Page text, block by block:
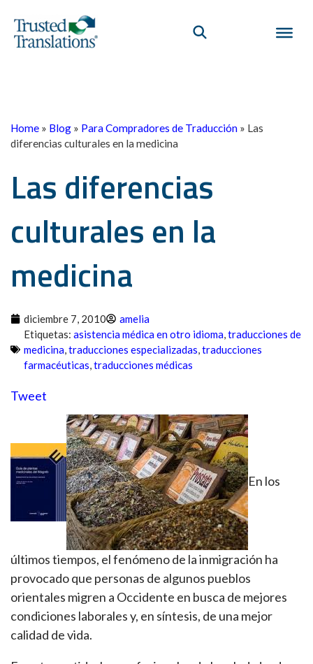
Home » Blog » Para Compradores de Traducción » Las
diferencias culturales en la medicina
Las diferencias
culturales en la
medicina
diciembre 7, 2010
amelia
Etiquetas: asistencia médica en otro idioma,traducciones de
medicina,traducciones especializadas,traducciones
farmacéuticas,traducciones médicas
Tweet
En los
últimos tiempos, el fenómeno de la inmigración ha
provocado que personas de algunos pueblos
orientales migren a Occidente en busca de mejores
condiciones laborales y, en síntesis, de una mejor
calidad de vida.